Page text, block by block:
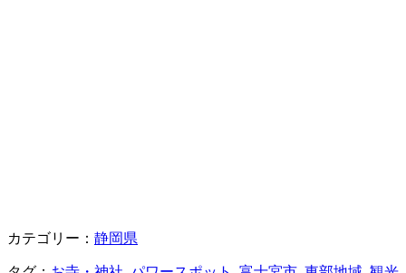
カテゴリー： 静岡県